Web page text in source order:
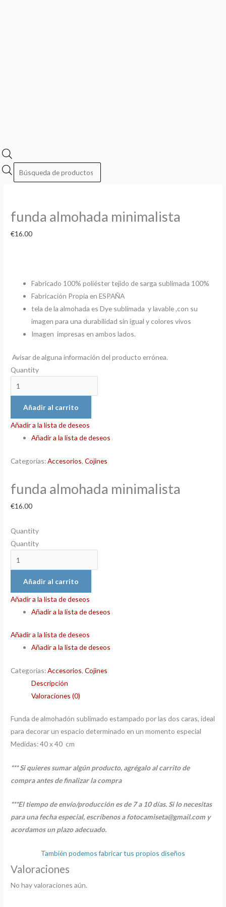
funda almohada minimalista
€16.00
Fabricado 100% poliéster tejido de sarga sublimada 100%
Fabricación Propia en ESPAÑA
tela de la almohada es Dye sublimada y lavable ,con su
imagen para una durabilidad sin igual y colores vivos
Imagen impresas en ambos lados.
Avisar de alguna información del producto errónea.
Quantity
Añadir al carrito
Añadir a la lista de deseos
Añadir a la lista de deseos
Categorías:Accesorios,Cojines
funda almohada minimalista
€16.00
Quantity
Quantity
Añadir al carrito
Añadir a la lista de deseos
Añadir a la lista de deseos
Añadir a la lista de deseos
Añadir a la lista de deseos
Categorías:Accesorios,Cojines
Descripción
Valoraciones (0)
Funda de almohadón sublimado estampado por las dos caras, ideal
para decorar un espacio determinado en un momento especial
Medidas: 40 x 40 cm
*** Si quieres sumar algún producto, agrégalo al carrito de
compra antes de finalizar la compra
***El tiempo de envío/producción es de 7 a 10 días. Si lo necesitas
para una fecha especial, escríbenos a fotocamiseta@gmail.com y
acordamos un plazo adecuado.
También podemos fabricar tus propios diseños
Valoraciones
No hay valoraciones aún.